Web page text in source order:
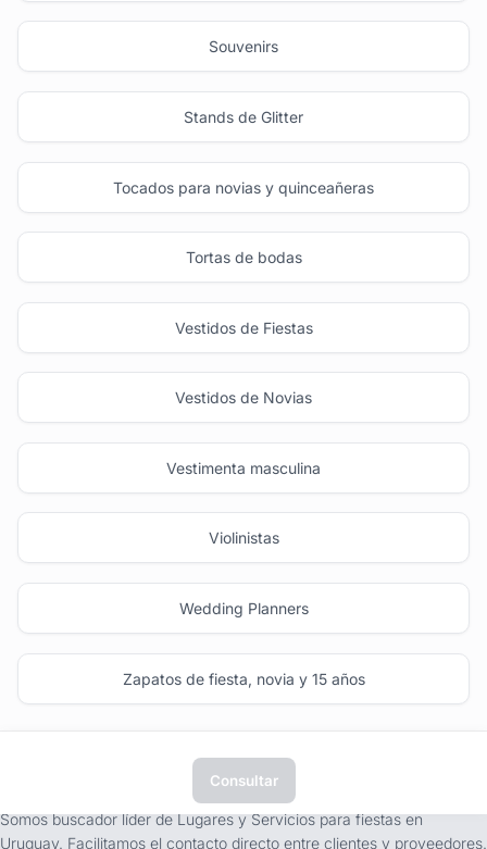
Souvenirs
Stands de Glitter
Tocados para novias y quinceañeras
Tortas de bodas
Vestidos de Fiestas
Vestidos de Novias
Vestimenta masculina
Violinistas
Wedding Planners
Zapatos de fiesta, novia y 15 años
Consultar
Somos buscador líder de Lugares y Servicios para fiestas en
Uruguay. Facilitamos el contacto directo entre clientes y proveedores.